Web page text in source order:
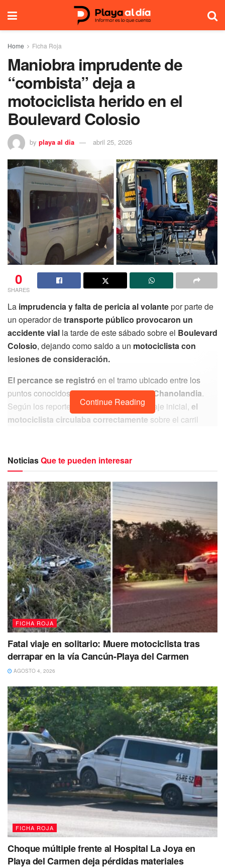
Home Ficha Roja
Maniobra imprudente de
“combista” deja a
motociclista herido en el
Boulevard Colosio
by playa al dia abril 25, 2026
0
SHARES
La imprudencia y falta de pericia al volantepor parte de
un operador detransporte público provocaron un
accidente vial la tarde de este sábado sobre el Boulevard
Colosio, dejando como saldo a un motociclista con
lesiones de consideración.
El percance se registró en el tramo ubicado entre los
puntos conocidos comoReal Lucerna y Chanolandia.
Según los reportes preliminares y el peritaje inicial, el
motociclista circulaba correctamente sobre el carril
El accidente se originó cuando
el chofer de una combi
colectiva,que transitaba sobre el carril izquierdo, realizó
uncambio brusco de dirección
hacia la derecha con la
intención de ingresar de manera intempestiva a un
paradero
. Al no respetar la distancia de seguridad ni los
motociclista, quien no pudo evitar el impacto ycayó
violentamente contra el asfalto.
Paramédicos acudieron al sitio para brindar los primeros
auxilios al lesionado, quien presentó una probablelesión
en el hombro y contusiones severas en la pierna . Tras
ser estabilizado, se determinósu traslado para una
valoración médica completa.
Continue Reading
NoticiasQue te pueden interesar
FICHA ROJA
Fatal viaje en solitario: Muere motociclista tras
derrapar en la vía Cancún-Playa del Carmen
AGOSTO 4, 2026
FICHA ROJA
Choque múltiple frente al Hospital La Joya en
Playa del Carmen deja pérdidas materiales